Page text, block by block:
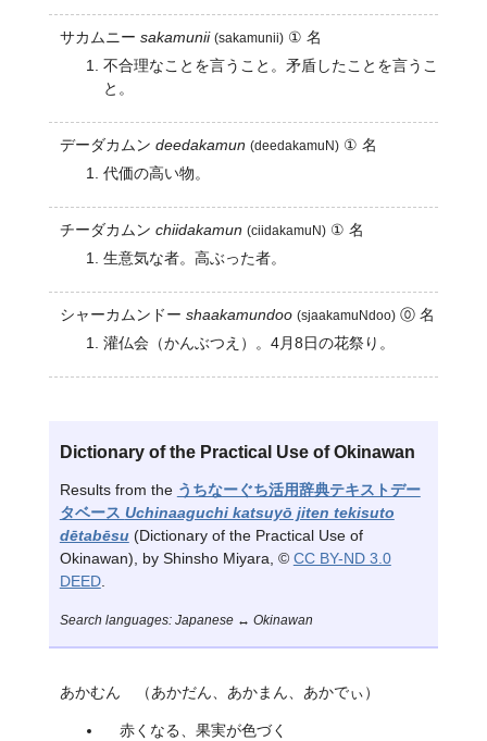
サカムニー sakamunii (sakamunii)① 名
不合理なことを言うこと。矛盾したことを言うこ
と。
デーダカムン deedakamun (deedakamuN)① 名
代価の高い物。
チーダカムン chiidakamun (ciidakamuN)① 名
生意気な者。高ぶった者。
シャーカムンドー shaakamundoo (sjaakamuNdoo)⓪ 名
灌仏会（かんぶつえ）。4月8日の花祭り。
Dictionary of the Practical Use of Okinawan
Results from the うちなーぐち活用辞典テキストデー
タベース Uchinaaguchi katsuyō jiten tekisuto
dētabēsu(Dictionary of the Practical Use of
Okinawan), by Shinsho Miyara, © CC BY-ND 3.0
DEED.
Search languages: Japanese ↔ Okinawan
あかむん （あかだん、あかまん、あかでぃ）
赤くなる、果実が色づく